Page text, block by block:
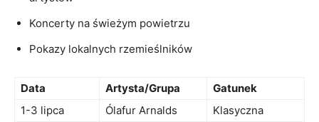
Koncerty na ⁤świeżym powietrzu
Pokazy lokalnych rzemieślników
Data Artysta/Grupa
Gatunek
1-3​ lipca
Ólafur Arnalds
Klasyczna